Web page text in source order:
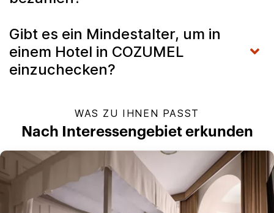
Gibt es ein Mindestalter, um in
einem Hotel in COZUMEL
einzuchecken?
WAS ZU IHNEN PASST
Nach Interessengebiet erkunden